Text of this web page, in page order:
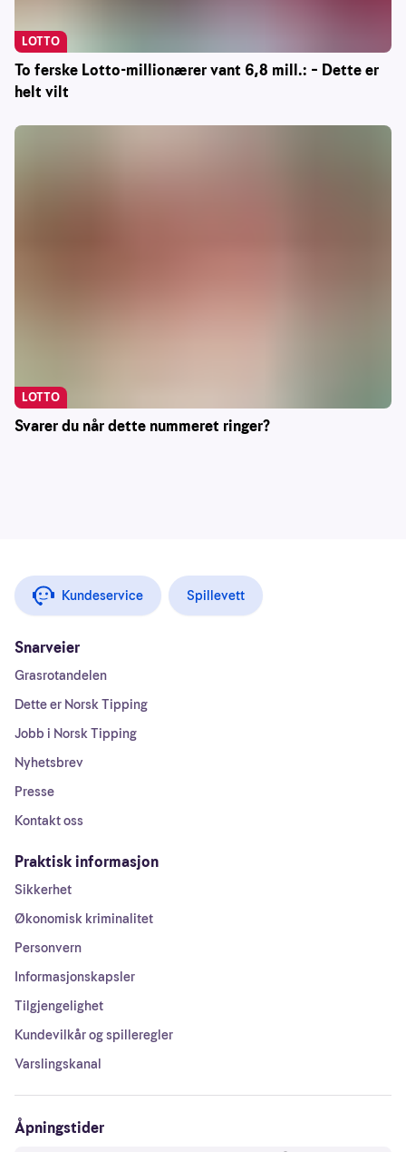
To ferske Lotto-millionærer vant 6,8 mill.: – Dette er
helt vilt
LOTTO
Svarer du når dette nummeret ringer?
LOTTO
Kundeservice Spillevett
Snarveier
Grasrotandelen
Dette er Norsk Tipping
Jobb i Norsk Tipping
Nyhetsbrev
Presse
Kontakt oss
Praktisk informasjon
Sikkerhet
Økonomisk kriminalitet
Personvern
Informasjonskapsler
Tilgjengelighet
Kundevilkår og spilleregler
Varslingskanal
Åpningstider